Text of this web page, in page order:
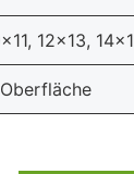
12x13,